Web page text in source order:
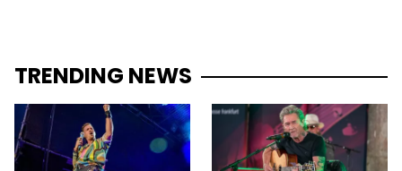
TRENDING NEWS